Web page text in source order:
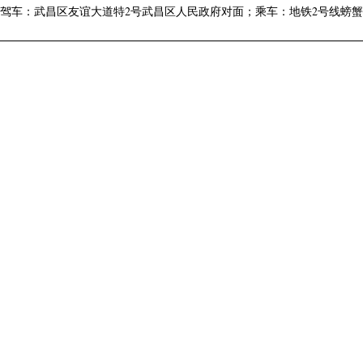
驾车：武昌区友谊大道特2号武昌区人民政府对面；乘车：地铁2号线螃